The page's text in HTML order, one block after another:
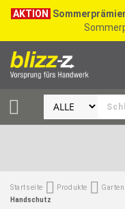
AKTION
Startseite Produkte
Handschutz